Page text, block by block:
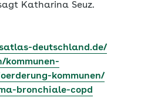
Katharina Seuz.
deutschland.de/
kommunen-
kommunen/
bronchiale-copd